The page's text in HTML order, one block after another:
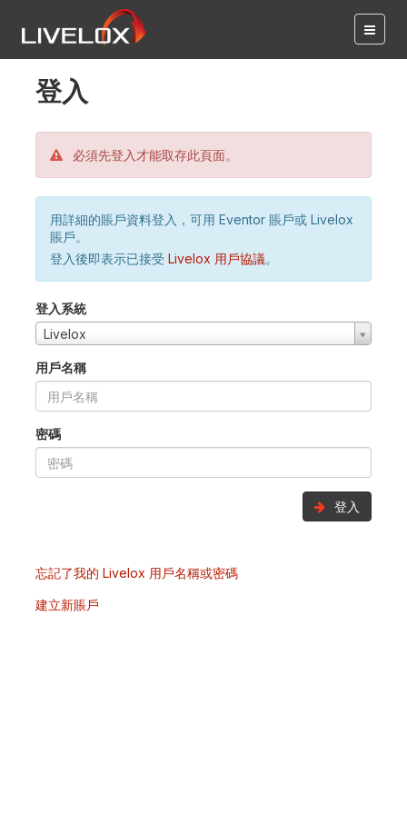
登入
必須先登入才能取存此頁面。
用詳細的賬戶資料登入，可用 Eventor 賬戶或 Livelox
賬戶。
登入後即表示已接受 Livelox 用戶協議。
登入系統
Livelox
用戶名稱
密碼
登入
忘記了我的 Livelox 用戶名稱或密碼
建立新賬戶